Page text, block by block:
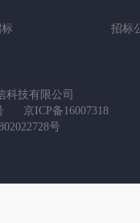
招标
科技有限公司
京ICP备16007318
号